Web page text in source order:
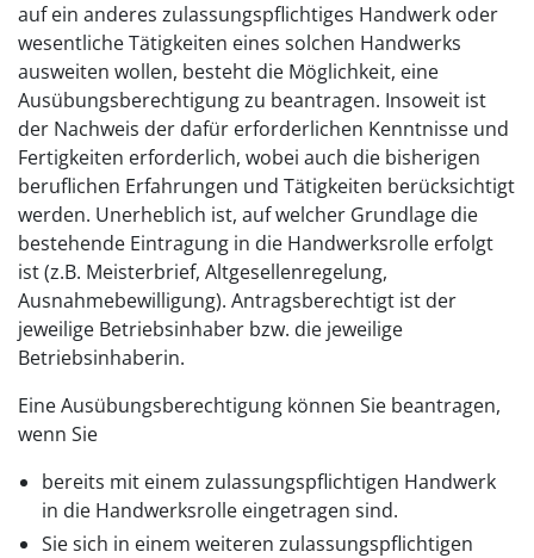
auf ein anderes zulassungspflichtiges Handwerk oder
wesentliche Tätigkeiten eines solchen Handwerks
ausweiten wollen, besteht die Möglichkeit, eine
Ausübungsberechtigung zu beantragen. Insoweit ist
der Nachweis der dafür erforderlichen Kenntnisse und
Fertigkeiten erforderlich, wobei auch die bisherigen
beruflichen Erfahrungen und Tätigkeiten berücksichtigt
werden. Unerheblich ist, auf welcher Grundlage die
bestehende Eintragung in die Handwerksrolle erfolgt
ist (z.B. Meisterbrief, Altgesellenregelung,
Ausnahmebewilligung). Antragsberechtigt ist der
jeweilige Betriebsinhaber bzw. die jeweilige
Betriebsinhaberin.
Eine Ausübungsberechtigung können Sie beantragen,
wenn Sie
bereits mit einem zulassungspflichtigen Handwerk
in die Handwerksrolle eingetragen sind.
Sie sich in einem weiteren zulassungspflichtigen